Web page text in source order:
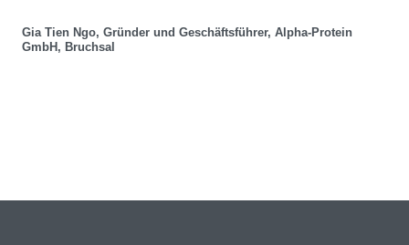
Gia Tien Ngo, Gründer und Geschäftsführer, Alpha-Protein
GmbH, Bruchsal